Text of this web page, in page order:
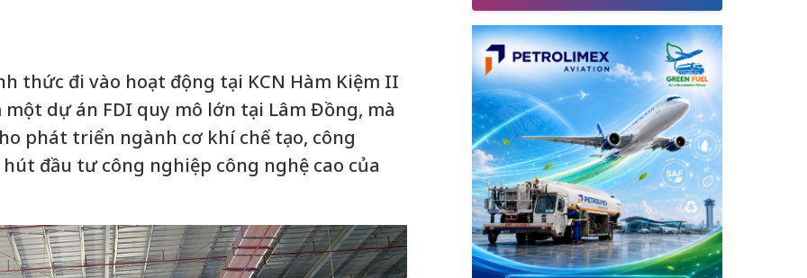
thức đi vào hoạt động tại KCN Hàm Kiệm II
dự án FDI quy mô lớn tại Lâm Đồng, mà
phát triển ngành cơ khí chế tạo, công
đầu tư công nghiệp công nghệ cao của